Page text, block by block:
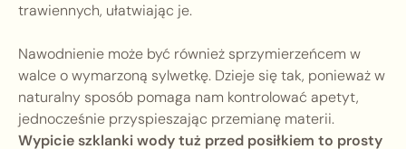
trawiennych, ułatwiając je.
Nawodnienie może być również sprzymierzeńcem w
walce o wymarzoną sylwetkę. Dzieje się tak, ponieważ w
naturalny sposób pomaga nam kontrolować apetyt,
jednocześnie przyspieszając przemianę materii.
Wypicie szklanki wody tuż przed posiłkiem to prosty